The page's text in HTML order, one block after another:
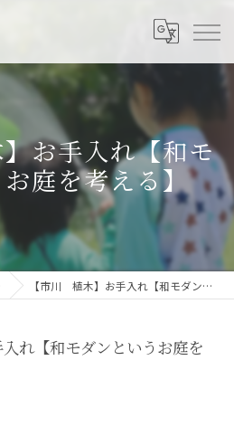
お手入れ【和モ
庭を考える】
【市川 植木】お手入れ【和モダンというお庭を考える】
れ【和モダンというお庭を